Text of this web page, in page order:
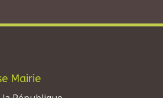
Mairie